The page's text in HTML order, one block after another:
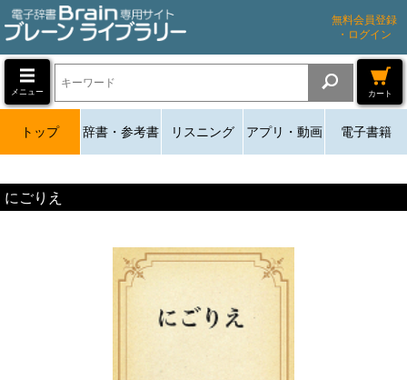
無料会員登録
・ログイン
メニュー カート
トップ 辞書・参考書 リスニング アプリ・動画 電子書籍
にごりえ